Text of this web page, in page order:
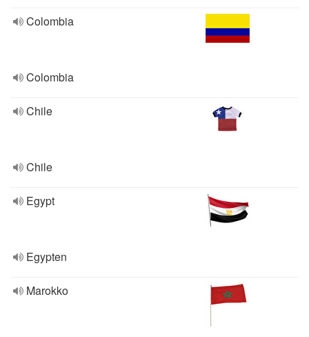
Colombia
Colombia
Chile
Chile
Egypt
Egypten
Marokko